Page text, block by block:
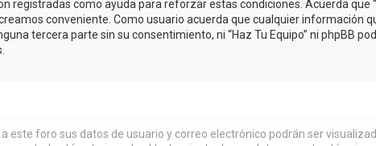
registradas como ayuda para reforzar estas condiciones. Acuerda que
conveniente. Como usuario acuerda que cualquier información
tercera parte sin su consentimiento, ni “Haz Tu Equipo” ni phpBB
este foro sus datos de usuario y correo electrónico podrán ser